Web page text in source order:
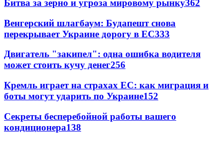
Битва за зерно и угроза мировому рынку362
Венгерский шлагбаум: Будапешт снова
перекрывает Украине дорогу в ЕС333
Двигатель "закипел": одна ошибка водителя
может стоить кучу денег256
Кремль играет на страхах ЕС: как миграция и
боты могут ударить по Украине152
Секреты бесперебойной работы вашего
кондиционера138